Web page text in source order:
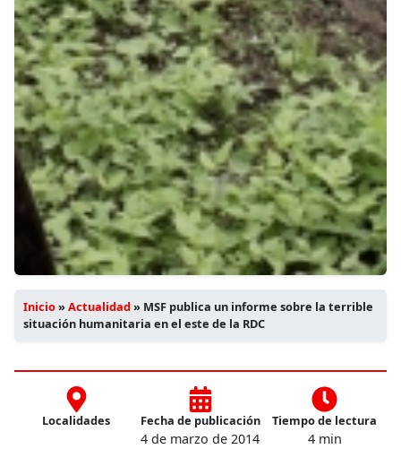
Inicio»Actualidad» MSF publica un informe sobre la terrible
situación humanitaria en el este de la RDC
Localidades Fecha de publicación
4 de marzo de 2014
Tiempo de lectura
4 min